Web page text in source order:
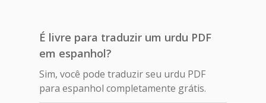
É livre para traduzir um urdu PDF
em espanhol?
Sim, você pode traduzir seu urdu PDF
para espanhol completamente grátis.